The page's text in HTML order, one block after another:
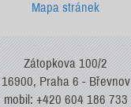
Mapa stránek
Zátopkova 100/2
16900, Praha 6 - Břevnov
mobil: +420 604 186 733